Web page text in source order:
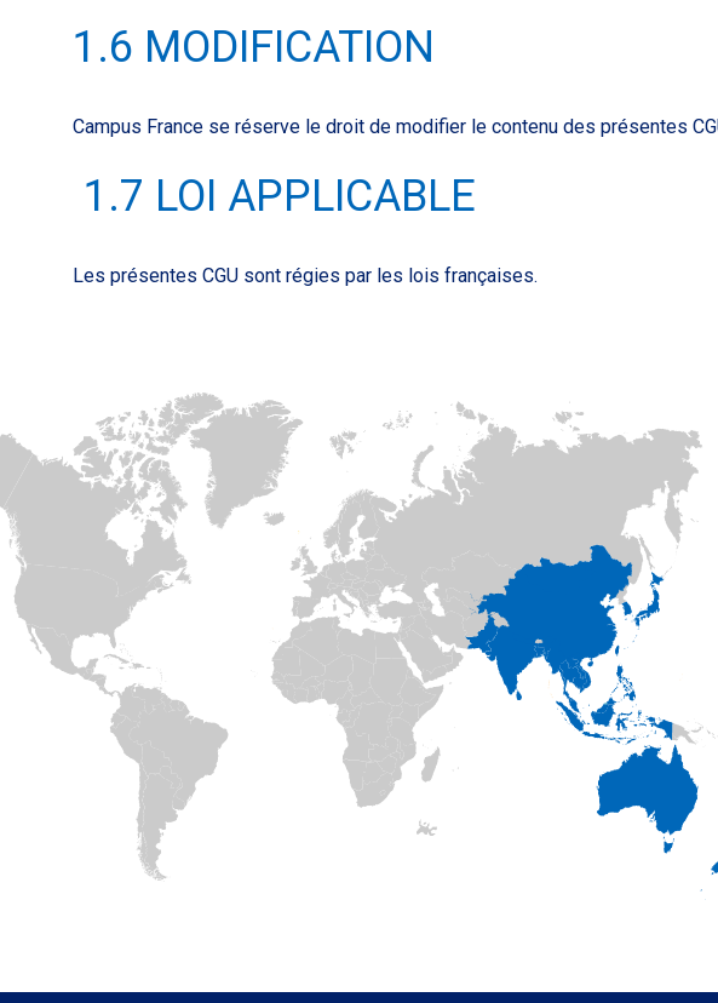
1.6 MODIFICATION
Campus France se réserve le droit de modifier le contenu des présentes
1.7 LOI APPLICABLE
Les présentes CGU sont régies par les lois françaises.